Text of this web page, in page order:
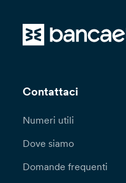
o, in caso contrario,
contrattualizzazione
alternativa potrà
del GDPR.
Potrai esercitare in
Regolamento (UE)
Contattaci
Numeri utili
Dove siamo
Domande frequenti